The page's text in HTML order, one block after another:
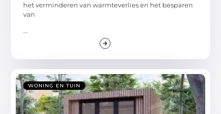
het verminderen van warmteverlies en het besparen
van
...
WONING EN TUIN